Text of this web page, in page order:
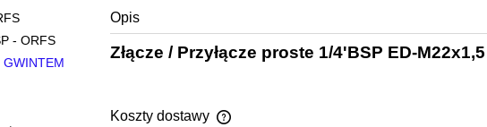
- ORFS
Opis
Złącze / Przyłącze proste 1/4'BSP ED-
Koszty dostawy